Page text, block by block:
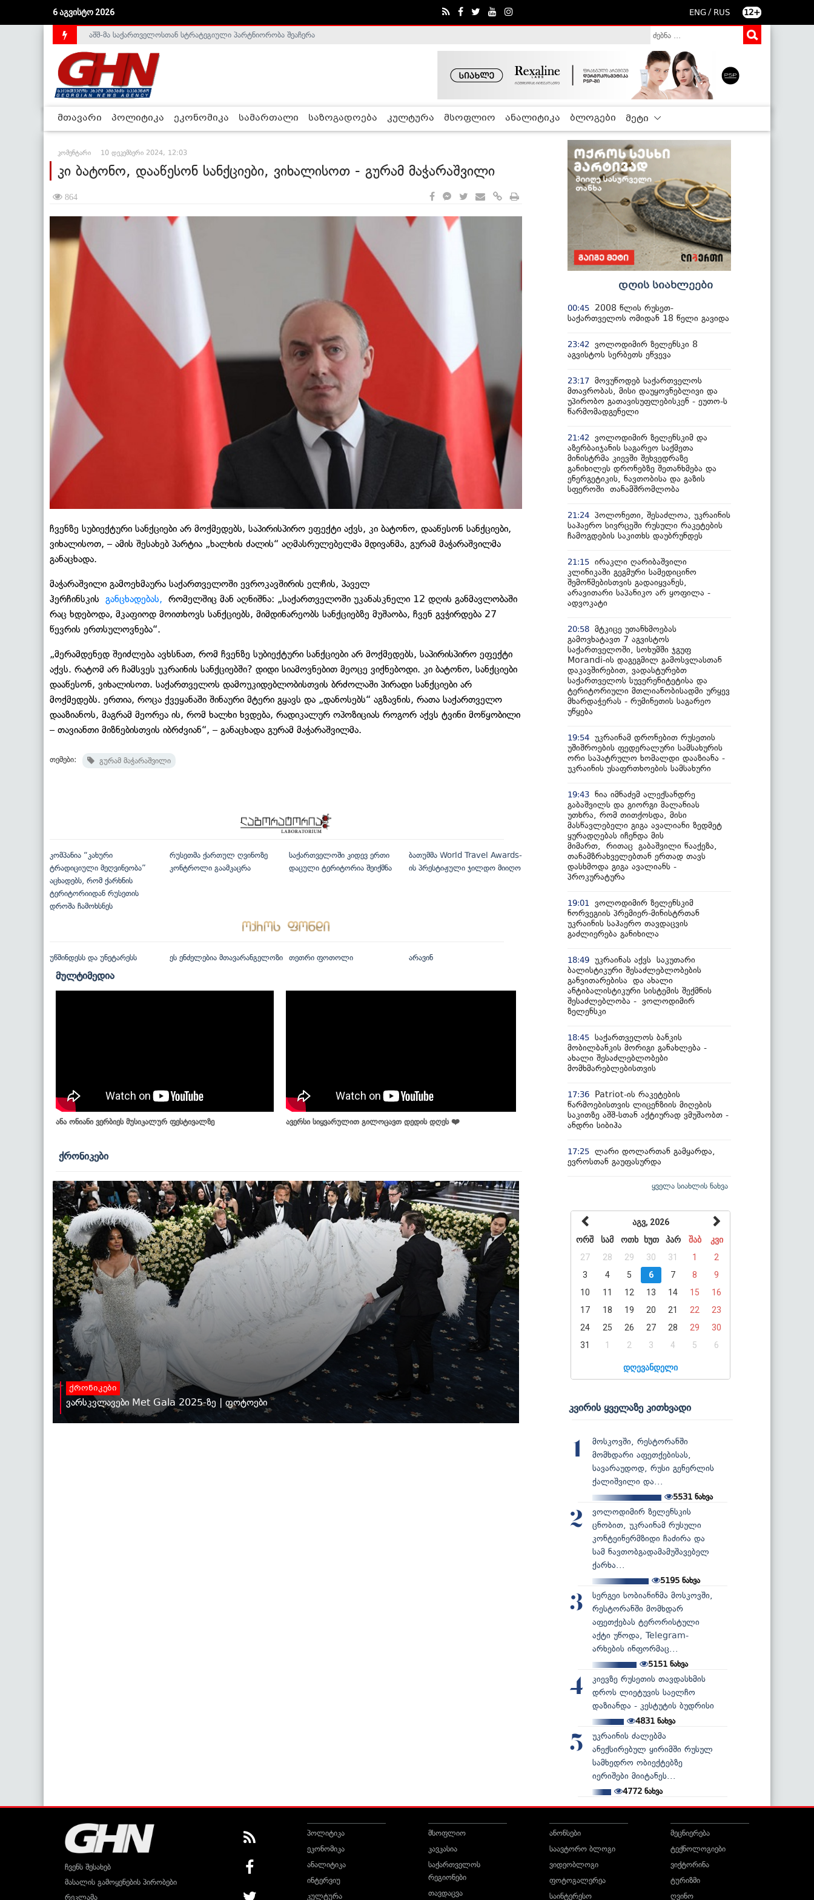
6 აგვისტო 2026 ENG / RUS 12+
საქართველოს დე-ფაქტო მთავრობა არალეგიტიმურია - ჰელსინკის კომისია
აშშ-მა საქართველოსთან სტრატეგიული პარტნიორობა შეაჩერა
მთავარი პოლიტიკა ეკონომიკა სამართალი საზოგადოება კულტურა მსოფლიო ანალიტიკა ბლოგები მეტი
კომენტარი 10 დეკემბერი 2024, 12:03
კი ბატონო, დააწესონ სანქციები, ვიხალისოთ - გურამ მაჭარაშვილი
864
ჩვენზე სუბიექტური სანქციები არ მოქმედებს, საპირისპირო ეფექტი აქვს, კი ბატონო, დააწესონ სანქციები,
ვიხალისოთ, – ამის შესახებ პარტია „ხალხის ძალის“ აღმასრულებელმა მდივანმა, გურამ მაჭარაშვილმა
განაცხადა.
მაჭარაშვილი გამოეხმაურა საქართველოში ევროკავშირის ელჩის, პაველ
ჰერჩინსკის განცხადებას, რომელშიც მან აღნიშნა: „საქართველოში უკანასკნელი 12 დღის განმავლობაში
რაც ხდებოდა, მკაფიოდ მოითხოვს სანქციებს, მიმდინარეობს სანქციებზე მუშაობა, ჩვენ გვჭირდება 27
წევრის ერთსულოვნება“.
„მერამდენედ შეიძლება ავხსნათ, რომ ჩვენზე სუბიექტური სანქციები არ მოქმედებს, საპირისპირო ეფექტი
აქვს. რატომ არ ჩამსვეს უკრაინის სანქციებში? დიდი სიამოვნებით მეოცე ვიქნებოდი. კი ბატონო, სანქციები
დააწესონ, ვიხალისოთ. საქართველოს დამოუკიდებლობისთვის ბრძოლაში პირადი სანქციები არ
მოქმედებს. ერთია, როცა ქვეყანაში შინაური მტერი გყავს და „დანოსებს“ აგზავნის, რათა საქართველო
დააზიანოს, მაგრამ მეორეა ის, რომ ხალხი ხვდება, რადიკალურ ოპოზიციას როგორ აქვს ტვინი მოწყობილი
– თავიანთი მიზნებისთვის იბრძვიან“, – განაცხადა გურამ მაჭარაშვილმა.
თემები: გურამ მაჭარაშვილი
კომპანია “კახური
ტრადიციული მეღვინეობა”
აცხადებს, რომ ქარხნის
ტერიტორიიდან რუსეთის
დროშა ჩამოხსნეს
რუსეთმა ქართულ ღვინოზე
კონტროლი გაამკაცრა
საქართველოში კიდევ ერთი
დაცული ტერიტორია შეიქმნა
ბათუმმა World Travel Awards-
ის პრესტიჟული ჯილდო მიიღო
უწმინდესს და უნეტარესს ეს ენძელებია მთავარანგელოზი თეთრი ფოთოლი არავინ
მულტიმედია
ანა ონიანი ვერბიეს მუსიკალურ ფესტივალზე ავერსი სიყვარულით გილოცავთ დედის დღეს ❤️
ქრონიკები
ქრონიკები
ვარსკვლავები Met Gala 2025-ზე | ფოტოები
დღის სიახლეები
00:45
2008 წლის რუსეთ-
საქართველოს ომიდან 18 წელი გავიდა
23:42
ვოლოდიმირ ზელენსკი 8
აგვისტოს სერბეთს ეწვევა
23:17 მოვუწოდებ საქართველოს
მთავრობას, მისი დაუყოვნებლივი და
უპირობო გათავისუფლებისკენ - ეუთო-ს
წარმომადგენელი
21:42
ვოლოდიმირ ზელენსკიმ და
აზერბაიჯანის საგარეო საქმეთა
მინისტრმა კიევში შეხვედრაზე
განიხილეს დრონებზე შეთანხმება და
ენერგეტიკის, ნავთობისა და გაზის
სფეროში თანამშრომლობა
21:24 პოლონეთი, შესაძლოა, უკრაინის
საჰაერო სივრცეში რუსული რაკეტების
ჩამოგდების საკითხს დაუბრუნდეს
21:15 ირაკლი ღარიბაშვილი
კლინიკაში გეგმური სამედიცინო
შემოწმებისთვის გადაიყვანეს,
არავითარი საპანიკო არ ყოფილა -
ადვოკატი
20:58 მტკიცე უთანხმოებას
გამოვხატავთ 7 აგვისტოს
საქართველოში, სოხუმში ჯგუფ
Morandi-ის დაგეგმილ გამოსვლასთან
დაკავშირებით, ვადასტურებთ
საქართველოს სუვერენიტეტისა და
ტერიტორიული მთლიანობისადმი ურყევ
მხარდაჭერას - რუმინეთის საგარეო
უწყება
19:54 უკრაინამ დრონებით რუსეთის
უშიშროების ფედერალური სამსახურის
ორი საპატრულო ხომალდი დააზიანა -
უკრაინის უსაფრთხოების სამსახური
19:43 ნია იმნაძემ ალექსანდრე
გაბაშვილს და გიორგი მალანიას
უთხრა, რომ თითქოსდა, მისი
მასწავლებელი გიგა ავალიანი ზედმეტ
ყურადღებას იჩენდა მის
მიმართ, რითაც გაბაშვილი წააქეზა,
თანამზრახველებთან ერთად თავს
დასხმოდა გიგა ავალიანს -
პროკურატურა
19:01
ვოლოდიმირ ზელენსკიმ
ნორვეგიის პრემიერ-მინისტრთან
უკრაინის საჰაერო თავდაცვის
გაძლიერება განიხილა
18:49 უკრაინას აქვს საკუთარი
ბალისტიკური შესაძლებლობების
განვითარებისა და ახალი
ანტიბალისტიკური სისტემის შექმნის
შესაძლებლობა - ვოლოდიმირ
ზელენსკი
18:45 საქართველოს ბანკის
მობილბანკის მორიგი განახლება -
ახალი შესაძლებლობები
მომხმარებლებისთვის
17:36
Patriot-ის რაკეტების
წარმოებისთვის ლიცენზიის მიღების
საკითზე აშშ-სთან აქტიურად ვმუშაობთ -
ანდრი სიბიჰა
17:25 ლარი დოლართან გამყარდა,
ევროსთან გაუფასურდა
ყველა სიახლის ნახვა
აგვ, 2026
ორშ
სამ ოთხ ხუთ პარ შაბ
კვი
27
28 29 30 31 1
2
3
4 5 6 7 8
9
10
11 12 13 14 15
16
17
18 19 20 21 22
23
24
25 26 27 28 29
30
31
1 2 3 4 5 6
დღევანდელი
კვირის ყველაზე კითხვადი
1
მოსკოვში, რესტორანში
მომხდარი აფეთქებისას,
სავარაუდოდ, რუსი გენერლის
ქალიშვილი და...
5531 ნახვა
2
ვოლოდიმირ ზელენსკის
ცნობით, უკრაინამ რუსული
კონტეინერმზიდი ჩაძირა და
სამ ნავთობგადამამუშავებელ
ქარხა...
5195 ნახვა
3
სერგეი სობიანინმა მოსკოვში,
რესტორანში მომხდარ
აფეთქებას ტერორისტული
აქტი უწოდა, Telegram-
არხების ინფორმაც...
5151ნახვა
4
კიევზე რუსეთის თავდასხმის
დროს ლიეტუვის საელჩო
დაზიანდა - კესტუტის ბუდრისი
4831ნახვა
5
უკრაინის ძალებმა
ანექსირებულ ყირიმში რუსულ
სამხედრო ობიექტებზე
იერიშები მიიტანეს...
4772 ნახვა
ჩვენს შესახებ
მასალის გამოყენების პირობები
რეკლამა
პოლიტიკა
ეკონომიკა
ანალიტიკა
ინტერვიუ
კულტურა
მსოფლიო
კავკასია
საქართველოს
რეგიონები
თავდაცვა
ანონსები
საავტორო ბლოგი
ვიდეობლოგი
ფოტოგალერეა
საინტერესო
მეცნიერება
ტექნოლოგიები
ვიქტორინა
ტურიზმი
ღვინო